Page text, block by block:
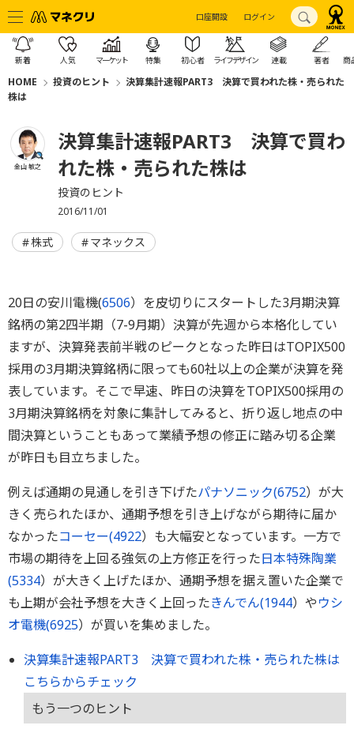
口座開設 ログイン
新着 人気 マーケット 特集 初心者 ライフデザイン 連載 著者 商
HOME 投資のヒント
決算集計速報PART3 決算で買われた株・売られた
株は
金山 敏之
決算集計速報PART3 決算で買わ
れた株・売られた株は
投資のヒント
2016/11/01
株式 マネックス
20日の安川電機(6506）を皮切りにスタートした3月期決算
銘柄の第2四半期（7-9月期）決算が先週から本格化してい
ますが、決算発表前半戦のピークとなった昨日はTOPIX500
採用の3月期決算銘柄に限っても60社以上の企業が決算を発
表しています。そこで早速、昨日の決算をTOPIX500採用の
3月期決算銘柄を対象に集計してみると、折り返し地点の中
間決算ということもあって業績予想の修正に踏み切る企業
が昨日も目立ちました。
例えば通期の見通しを引き下げたパナソニック(6752）が大
きく売られたほか、通期予想を引き上げながら期待に届か
なかったコーセー(4922）も大幅安となっています。一方で
市場の期待を上回る強気の上方修正を行った日本特殊陶業
(5334）が大きく上げたほか、通期予想を据え置いた企業で
も上期が会社予想を大きく上回ったきんでん(1944）やウシ
オ電機(6925）が買いを集めました。
決算集計速報PART3 決算で買われた株・売られた株は
こちらからチェック
もう一つのヒント